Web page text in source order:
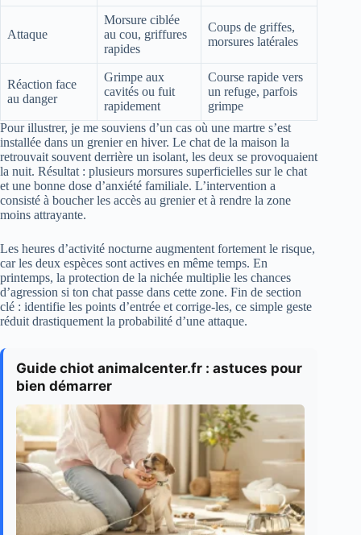
Attaque
Morsure ciblée
au cou, griffures
rapides
Coups de griffes,
morsures latérales
Réaction face
au danger
Grimpe aux
cavités ou fuit
rapidement
Course rapide vers
un refuge, parfois
grimpe
Pour illustrer, je me souviens d’un cas où une martre s’est
installée dans un grenier en hiver. Le chat de la maison la
retrouvait souvent derrière un isolant, les deux se provoquaient
la nuit. Résultat : plusieurs morsures superficielles sur le chat
et une bonne dose d’anxiété familiale. L’intervention a
consisté à boucher les accès au grenier et à rendre la zone
moins attrayante.
Les heures d’activité nocturne augmentent fortement le risque,
car les deux espèces sont actives en même temps. En
printemps, la protection de la nichée multiplie les chances
d’agression si ton chat passe dans cette zone. Fin de section
clé : identifie les points d’entrée et corrige-les, ce simple geste
réduit drastiquement la probabilité d’une attaque.
Guide chiot animalcenter.fr : astuces pour
bien démarrer